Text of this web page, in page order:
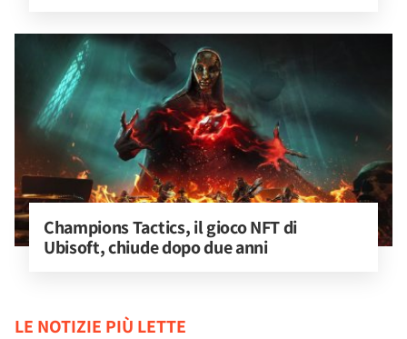
Champions Tactics, il gioco NFT di
Ubisoft, chiude dopo due anni
LE NOTIZIE PIÙ LETTE